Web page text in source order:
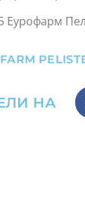
Еурофарм
НА